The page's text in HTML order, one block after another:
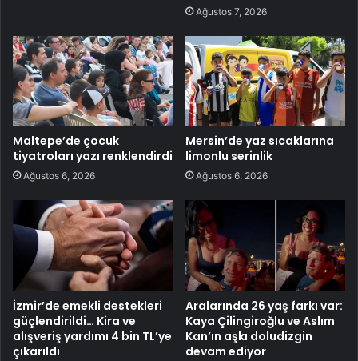
Ağustos 7, 2026
Maltepe’de çocuk
tiyatroları yazı renklendirdi
Ağustos 6, 2026
Mersin’de yaz sıcaklarına
limonlu serinlik
Ağustos 6, 2026
İzmir’de emekli destekleri
güçlendirildi… Kira ve
alışveriş yardımı 4 bin TL’ye
çıkarıldı
Aralarında 26 yaş farkı var:
Kaya Çilingiroğlu ve Aslım
Kan’ın aşkı doludizgin
devam ediyor